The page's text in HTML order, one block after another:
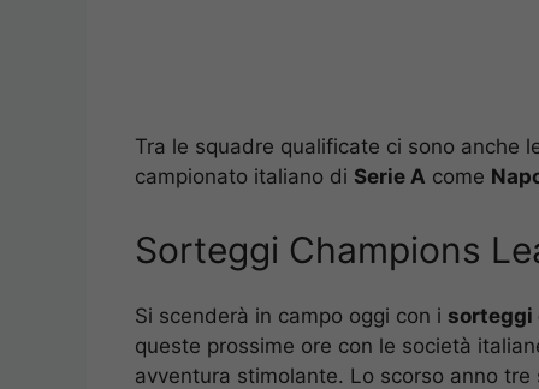
Tra le squadre qualificate ci sono anche
campionato italiano di Serie A come
Sorteggi Champions
Si scenderà in campo oggi con i sorteggi
queste prossime ore con le società
avventura stimolante. Lo scorso anno tre